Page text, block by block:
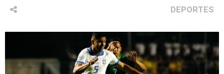
DEPORTES